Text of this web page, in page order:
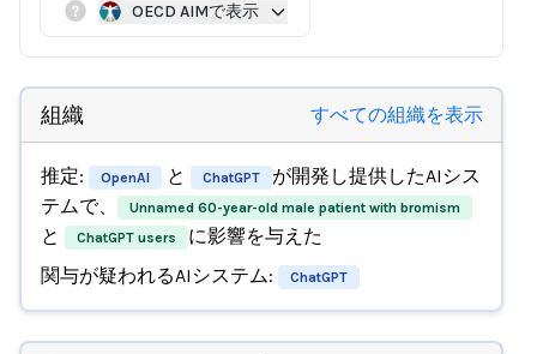
OECD AIMで表示
組織 すべての組織を表示
推定: OpenAI と ChatGPT
が開発し提供したAIシス
テムで、
Unnamed 60-year-old male patient with bromism
と ChatGPT users
に影響を与えた
関与が疑われるAIシステム:
ChatGPT